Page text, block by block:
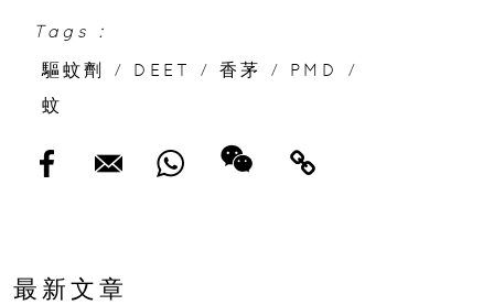
Tags :
驅蚊劑
/ DEET / 香茅 / PMD
/
蚊
最新文章